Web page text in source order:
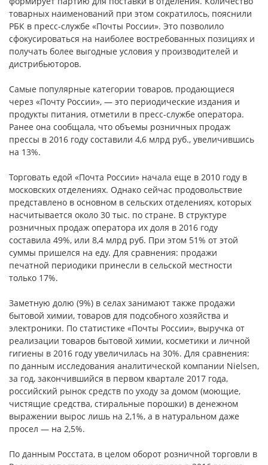
товарных наименований при этом сократилось, пояснили
РБК в пресс-службе «Почты России». Это позволило
сфокусироваться на наиболее востребованных позициях и
получать более выгодные условия у производителей и
дистрибьюторов.
Самые популярные категории товаров, продающиеся
через «Почту России», — это периодические издания и
продукты питания, отметили в пресс-службе оператора.
Ранее она сообщала, что объемы розничных продаж
прессы в 2016 году составили 4,6 млрд руб., увеличившись
на 13%.
Торговать едой «Почта России» начала еще в 2010 году в
московских отделениях. Однако сейчас продовольствие
представлено в основном в сельских отделениях, которых
насчитывается около 30 тыс. по стране. В структуре
розничных продаж оператора их доля в 2016 году
составила 49%, или 8,4 млрд руб. При этом 51% от этой
суммы пришелся на еду. Для сравнения: продажи
печатной периодики принесли в сельской местности
только 17%.
Заметную долю (9%) в селах занимают также продажи
бытовой химии, товаров для подсобного хозяйства и
электроники. По статистике «Почты России», выручка от
реализации товаров бытовой химии, косметики и личной
гигиены в 2016 году увеличилась на 30%. Для сравнения:
по данным исследования аналитической компании Nielsen,
за год, закончившийся в первом квартале 2017 года,
российский рынок средств по уходу за домом (моющие,
чистящие средства, стиральные порошки) в денежном
выражении вырос лишь на 2,1%, а в натуральном даже
просел — на 2,5%.
По данным Росстата, в целом оборот розничной торговли в